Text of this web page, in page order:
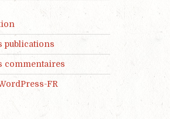
publications
commentaires
FR